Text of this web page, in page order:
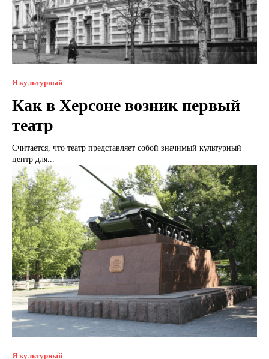
Я культурный
Как в Херсоне возник первый
театр
Считается, что театр представляет собой значимый культурный
центр для...
Я культурный